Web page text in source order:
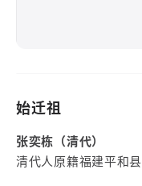
始迁祖
张奕栋（清代）
清代人原籍福建平和县